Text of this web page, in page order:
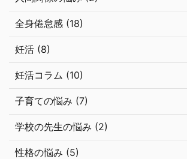
全身倦怠感 (18)
妊活 (8)
妊活コラム (10)
子育ての悩み (7)
学校の先生の悩み (2)
性格の悩み (5)